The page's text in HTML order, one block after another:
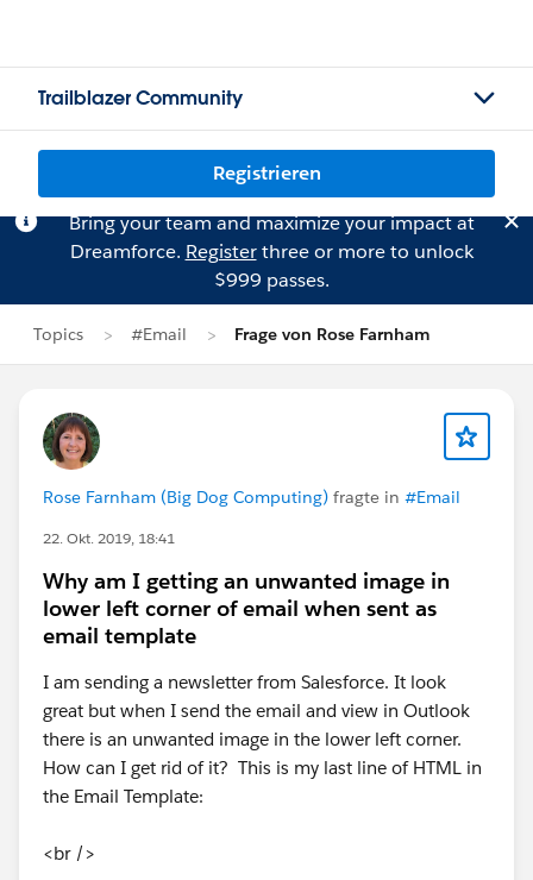
Trailblazer Community
Registrieren
Bring your team and maximize your impact at
Dreamforce. Registerthree or more to unlock
$999 passes.
Topics #Email Frage von Rose Farnham
Rose Farnham (Big Dog Computing) fragte in #Email
22. Okt. 2019, 18:41
Why am I getting an unwanted image in
lower left corner of email when sent as
email template
I am sending a newsletter from Salesforce. It look
great but when I send the email and view in Outlook
there is an unwanted image in the lower left corner.
How can I get rid of it? This is my last line of HTML in
the Email Template:
<br />